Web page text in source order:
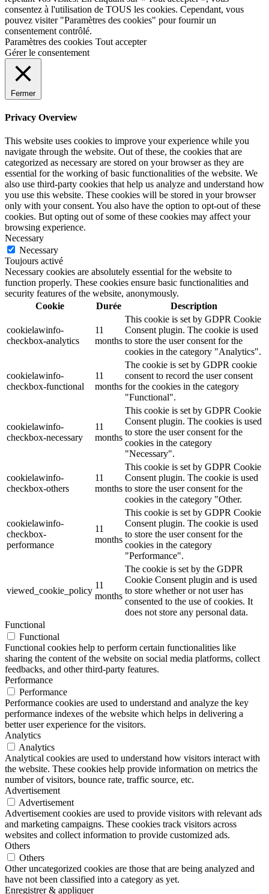
consentez à l'utilisation de TOUS les cookies. Cependant, vous
pouvez visiter "Paramètres des cookies" pour fournir un
consentement contrôlé.
Paramètres des cookies Tout accepter
Gérer le consentement
Fermer
Privacy Overview
This website uses cookies to improve your experience while you
navigate through the website. Out of these, the cookies that are
categorized as necessary are stored on your browser as they are
essential for the working of basic functionalities of the website. We
also use third-party cookies that help us analyze and understand how
you use this website. These cookies will be stored in your browser
only with your consent. You also have the option to opt-out of these
cookies. But opting out of some of these cookies may affect your
browsing experience.
Necessary
Necessary
Toujours activé
Necessary cookies are absolutely essential for the website to
function properly. These cookies ensure basic functionalities and
security features of the website, anonymously.
Cookie
Durée Description
cookielawinfo-
checkbox-analytics
11
months
This cookie is set by GDPR Cookie
Consent plugin. The cookie is used
to store the user consent for the
cookies in the category "Analytics".
cookielawinfo-
checkbox-functional
11
months
The cookie is set by GDPR cookie
consent to record the user consent
for the cookies in the category
"Functional".
cookielawinfo-
checkbox-necessary
11
months
This cookie is set by GDPR Cookie
Consent plugin. The cookies is used
to store the user consent for the
cookies in the category
"Necessary".
cookielawinfo-
checkbox-others
11
months
This cookie is set by GDPR Cookie
Consent plugin. The cookie is used
to store the user consent for the
cookies in the category "Other.
cookielawinfo-
checkbox-
performance
11
months
This cookie is set by GDPR Cookie
Consent plugin. The cookie is used
to store the user consent for the
cookies in the category
"Performance".
viewed_cookie_policy
11
months
The cookie is set by the GDPR
Cookie Consent plugin and is used
to store whether or not user has
consented to the use of cookies. It
does not store any personal data.
Functional
Functional
Functional cookies help to perform certain functionalities like
sharing the content of the website on social media platforms, collect
feedbacks, and other third-party features.
Performance
Performance
Performance cookies are used to understand and analyze the key
performance indexes of the website which helps in delivering a
better user experience for the visitors.
Analytics
Analytics
Analytical cookies are used to understand how visitors interact with
the website. These cookies help provide information on metrics the
number of visitors, bounce rate, traffic source, etc.
Advertisement
Advertisement
Advertisement cookies are used to provide visitors with relevant ads
and marketing campaigns. These cookies track visitors across
websites and collect information to provide customized ads.
Others
Others
Other uncategorized cookies are those that are being analyzed and
have not been classified into a category as yet.
Enregistrer & appliquer